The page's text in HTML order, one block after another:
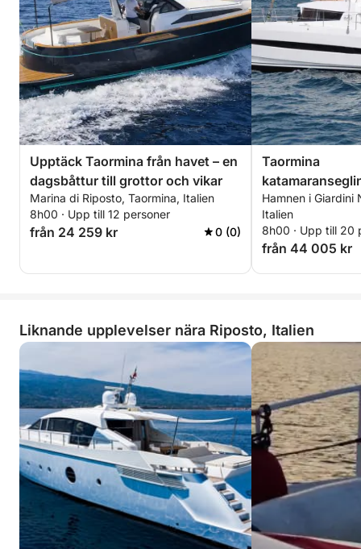
Upptäck Taormina från havet – en
dagsbåttur till grottor och vikar
Marina di Riposto, Taormina, Italien
8h00 · Upp till 12 personer
från 24 259 kr 0 (0)
Taormina
Hamnen i Giardini
Italien
8h00 · Upp till 20
från 44 005 kr
Liknande upplevelser nära Riposto, Italien